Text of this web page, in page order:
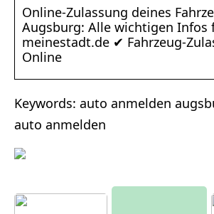
Online-Zulassung deines
Augsburg: Alle wichtigen Infos
meinestadt.de ✔ Fahrzeug-
Online
Keywords: auto anmelden
auto anmelden